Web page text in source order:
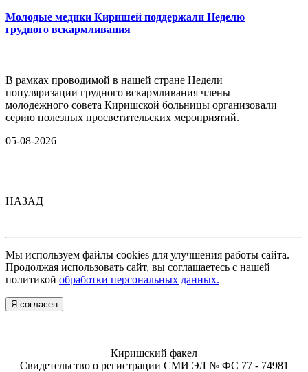
Молодые медики Киришей поддержали Неделю
грудного вскармливания
В рамках проводимой в нашей стране Недели
популяризации грудного вскармливания члены
молодёжного совета Киришской больницы организовали
серию полезных просветительских мероприятий.
05-08-2026
НАЗАД
Мы используем файлы cookies для улучшения работы сайта.
Продолжая использовать сайт, вы соглашаетесь с нашей
политикой обработки персональных данных.
Я согласен
Киришский факел
Свидетельство о регистрации СМИ ЭЛ № ФС 77 - 74981